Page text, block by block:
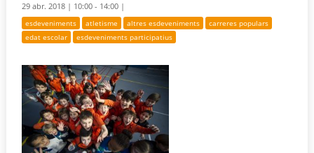
29 abr. 2018 | 10:00 - 14:00 |
esdeveniments atletisme altres esdeveniments
carreres populars
edat escolar
esdeveniments participatius